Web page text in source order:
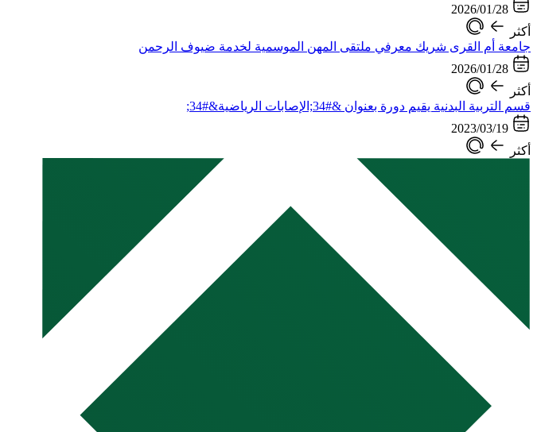
2026/01/28
أكثر
جامعة أم القرى شريك معرفي ملتقى المهن الموسمية لخدمة ضيوف الرحمن
2026/01/28
أكثر
قسم التربية البدنية يقيم دورة بعنوان &#34;الإصابات الرياضية&#34;
2023/03/19
أكثر